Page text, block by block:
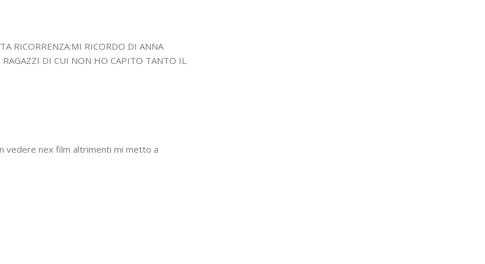
RICORRENZA:MI RICORDO DI ANNA
DI CUI NON HO CAPITO TANTO IL
vedere nex film altrimenti mi metto a